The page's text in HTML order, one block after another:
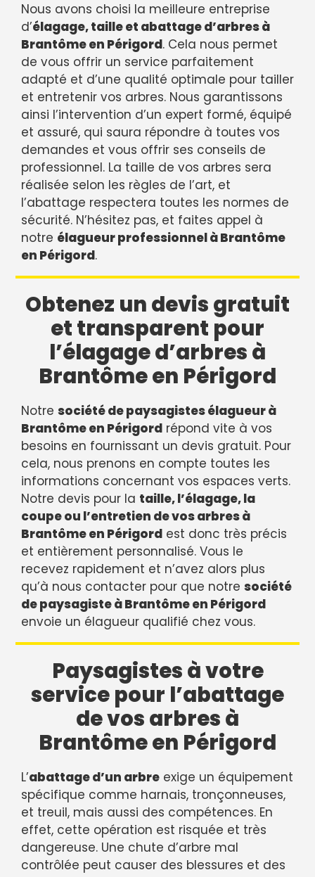
Nous avons choisi la meilleure entreprise
d’élagage, taille et abattage d’arbres à
Brantôme en Périgord. Cela nous permet
de vous offrir un service parfaitement
adapté et d’une qualité optimale pour tailler
et entretenir vos arbres. Nous garantissons
ainsi l’intervention d’un expert formé, équipé
et assuré, qui saura répondre à toutes vos
demandes et vous offrir ses conseils de
professionnel. La taille de vos arbres sera
réalisée selon les règles de l’art, et
l’abattage respectera toutes les normes de
sécurité. N’hésitez pas, et faites appel à
notre élagueur professionnel à Brantôme
en Périgord.
Obtenez un devis gratuit
et transparent pour
l’élagage d’arbres à
Brantôme en Périgord
Notre société de paysagistes élagueur à
Brantôme en Périgord répond vite à vos
besoins en fournissant un devis gratuit. Pour
cela, nous prenons en compte toutes les
informations concernant vos espaces verts.
Notre devis pour la taille, l’élagage, la
coupe ou l’entretien de vos arbres à
Brantôme en Périgord est donc très précis
et entièrement personnalisé. Vous le
recevez rapidement et n’avez alors plus
qu’à nous contacter pour que notre société
de paysagiste à Brantôme en Périgord
envoie un élagueur qualifié chez vous.
Paysagistes à votre
service pour l’abattage
de vos arbres à
Brantôme en Périgord
L’abattage d’un arbre exige un équipement
spécifique comme harnais, tronçonneuses,
et treuil, mais aussi des compétences. En
effet, cette opération est risquée et très
dangereuse. Une chute d’arbre mal
contrôlée peut causer des blessures et des